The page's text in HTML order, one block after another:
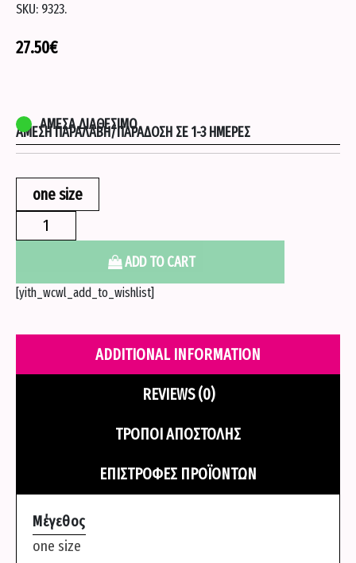
SKU: 9323.
27.50€
ΆΜΕΣΗ ΠΑΡΑΛΑΒΉ/ΠΑΡΆΔΟΣΗ ΣΕ 1-3 ΗΜΈΡΕΣ
ΆΜΕΣΑ ΔΙΑΘΈΣΙΜΟ
one size
Φορεμα
βελουτε
-
quantity
ADD TO CART
[yith_wcwl_add_to_wishlist]
ADDITIONAL INFORMATION
REVIEWS (0)
ΤΡΌΠΟΙ ΑΠΟΣΤΟΛΉΣ
ΕΠΙΣΤΡΟΦΈΣ ΠΡΟΪΌΝΤΩΝ
Μέγεθος
one size